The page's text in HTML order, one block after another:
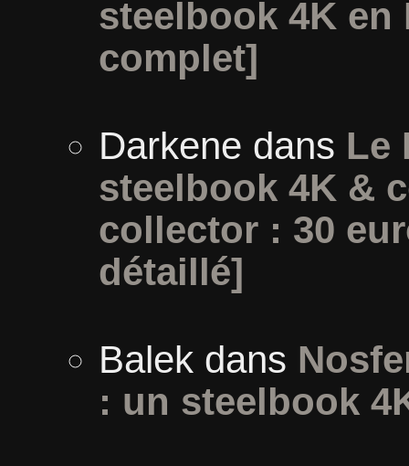
steelbook 4K en
complet]
Darkene dans Le
steelbook 4K &
collector : 30
détaillé]
Balekdans
: un steelbook